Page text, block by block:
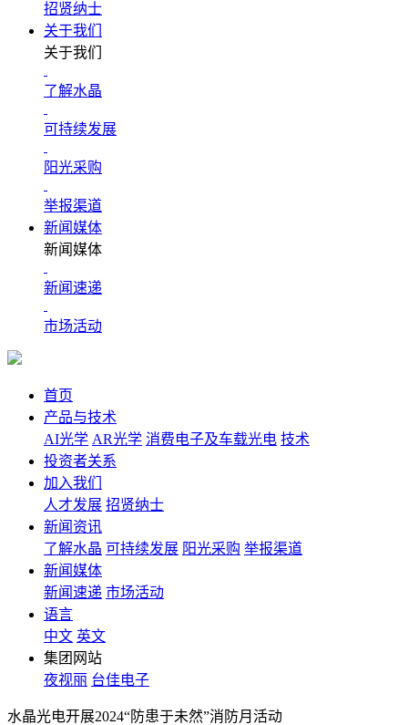
招贤纳士
关于我们
关于我们
了解水晶
可持续发展
阳光采购
举报渠道
新闻媒体
新闻媒体
新闻速递
市场活动
首页
产品与技术
AI光学 AR光学 消费电子及车载光电 技术
投资者关系
加入我们
人才发展 招贤纳士
新闻资讯
了解水晶 可持续发展 阳光采购 举报渠道
新闻媒体
新闻速递 市场活动
语言
中文 英文
集团网站
夜视丽 台佳电子
水晶光电开展2024“防患于未然”消防月活动